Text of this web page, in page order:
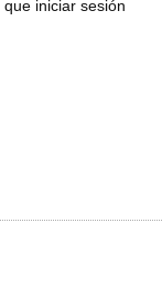
iniciar sesión